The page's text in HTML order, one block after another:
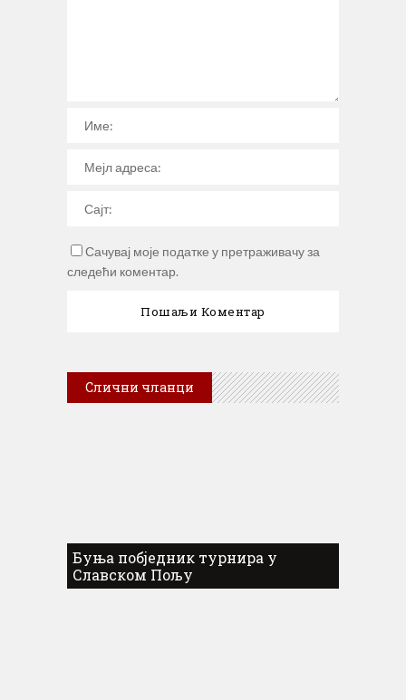
Сачувај моје податке у претраживачу за
следећи коментар.
Слични чланци
Буња побједник турнира у
Славском Пољу